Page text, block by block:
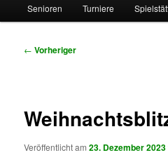
primären
sekundären
Senioren Turniere
Beitragsnavigation
← Vorheriger
Veröffentlicht am23. Dezember 2023